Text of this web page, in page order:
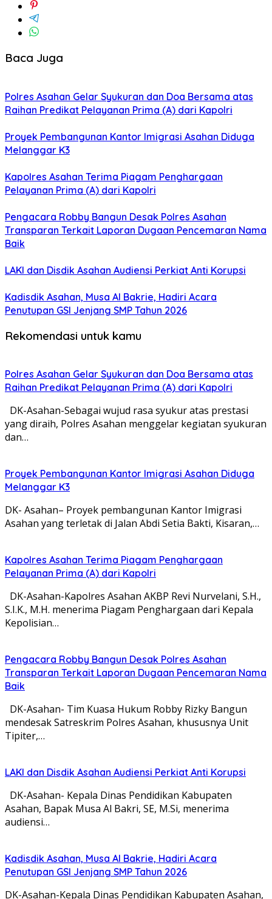
Baca Juga
Polres Asahan Gelar Syukuran dan Doa Bersama atas
Raihan Predikat Pelayanan Prima (A) dari Kapolri
Proyek Pembangunan Kantor Imigrasi Asahan Diduga
Melanggar K3
Kapolres Asahan Terima Piagam Penghargaan
Pelayanan Prima (A) dari Kapolri
Pengacara Robby Bangun Desak Polres Asahan
Transparan Terkait Laporan Dugaan Pencemaran Nama
Baik
LAKI dan Disdik Asahan Audiensi Perkiat Anti Korupsi
Kadisdik Asahan, Musa Al Bakrie, Hadiri Acara
Penutupan GSI Jenjang SMP Tahun 2026
Rekomendasi untuk kamu
Polres Asahan Gelar Syukuran dan Doa Bersama atas
Raihan Predikat Pelayanan Prima (A) dari Kapolri
DK-Asahan-Sebagai wujud rasa syukur atas prestasi
yang diraih, Polres Asahan menggelar kegiatan syukuran
dan…
Proyek Pembangunan Kantor Imigrasi Asahan Diduga
Melanggar K3
DK- Asahan– Proyek pembangunan Kantor Imigrasi
Asahan yang terletak di Jalan Abdi Setia Bakti, Kisaran,…
Kapolres Asahan Terima Piagam Penghargaan
Pelayanan Prima (A) dari Kapolri
DK-Asahan-Kapolres Asahan AKBP Revi Nurvelani, S.H.,
S.I.K., M.H. menerima Piagam Penghargaan dari Kepala
Kepolisian…
Pengacara Robby Bangun Desak Polres Asahan
Transparan Terkait Laporan Dugaan Pencemaran Nama
Baik
​DK-Asahan- Tim Kuasa Hukum Robby Rizky Bangun
mendesak Satreskrim Polres Asahan, khususnya Unit
Tipiter,…
LAKI dan Disdik Asahan Audiensi Perkiat Anti Korupsi
DK-Asahan- Kepala Dinas Pendidikan Kabupaten
Asahan, Bapak Musa Al Bakri, SE, M.Si, menerima
audiensi…
Kadisdik Asahan, Musa Al Bakrie, Hadiri Acara
Penutupan GSI Jenjang SMP Tahun 2026
DK-Asahan-Kepala Dinas Pendidikan Kabupaten Asahan,